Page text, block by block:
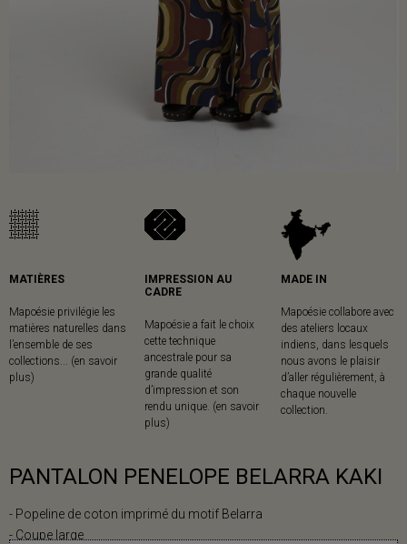
MATIÈRES
Mapoésie privilégie les
matières naturelles dans
l’ensemble de ses
collections... (en savoir
plus)
IMPRESSION AU
CADRE
Mapoésie a fait le choix
cette technique
ancestrale pour sa
grande qualité
d’impression et son
rendu unique. (en savoir
plus)
MADE IN
Mapoésie collabore avec
des ateliers locaux
indiens, dans lesquels
nous avons le plaisir
d’aller régulièrement, à
chaque nouvelle
collection.
PANTALON PENELOPE BELARRA KAKI
- Popeline de coton imprimé du motif Belarra
- Coupe large